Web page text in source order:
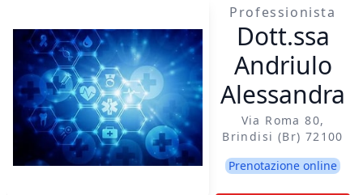
Professionista
Dott.ssa
Andriulo
Alessandra
Via Roma 80,
Brindisi (br) 72100
Prenotazione online